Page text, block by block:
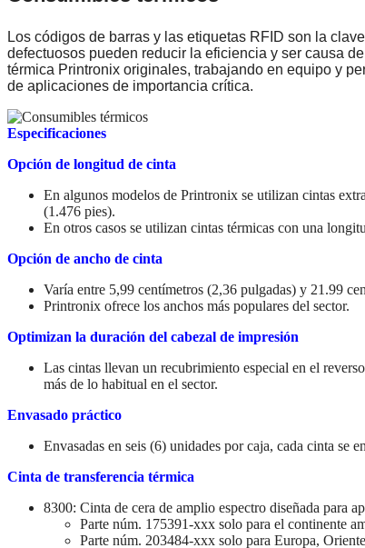
Los códigos de barras y las etiquetas RFID son la
defectuosos pueden reducir la eficiencia y ser causa
térmica Printronix originales, trabajando en equipo y
de aplicaciones de importancia crítica.
Especificaciones
Opción de longitud de cinta
En algunos modelos de Printronix se utilizan cintas
(1.476 pies).
En otros casos se utilizan cintas térmicas con una
Opción de ancho de cinta
Varía entre 5,99 centímetros (2,36 pulgadas) y 21.99
Printronix ofrece los anchos más populares del sector.
Optimizan la duración del cabezal de impresión
Las cintas llevan un recubrimiento especial en el
más de lo habitual en el sector.
Envasado práctico
Envasadas en seis (6) unidades por caja, cada cinta
Cinta de transferencia térmica
8300: Cinta de cera de amplio espectro diseñada para
Parte núm. 175391-xxx solo para el continente
Parte núm. 203484-xxx solo para Europa,